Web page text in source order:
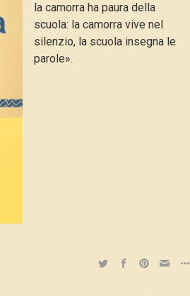
la camorra ha paura della
scuola: la camorra vive nel
silenzio, la scuola insegna le
parole».